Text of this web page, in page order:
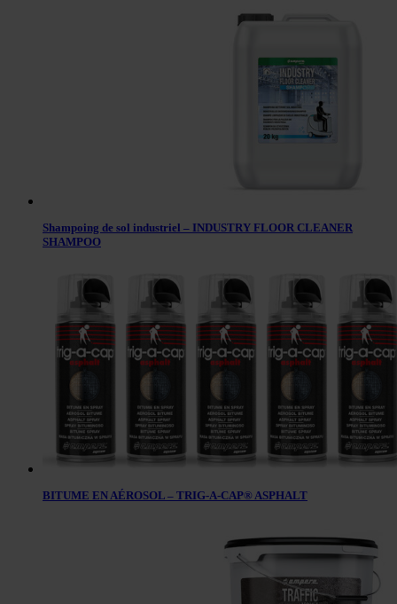
Shampoing de sol industriel – INDUSTRY FLOOR CLEANER
SHAMPOO
BITUME EN AÉROSOL – TRIG-A-CAP® ASPHALT